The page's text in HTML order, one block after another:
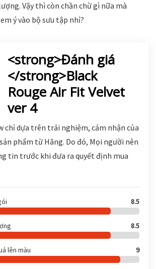
Vậy thì còn chần chừ gì nữa mà
ý vào bộ sưu tập nhỉ?
<strong>Đánh giá
</strong>Black
Rouge Air Fit Velvet
ver 4
chỉ dựa trên trải nghiệm, cảm nhận của
phẩm từ Hãng. Do đó, Mọi người nên
tin trước khi đưa ra quyết định mua
8.5
8.5
lên màu 9